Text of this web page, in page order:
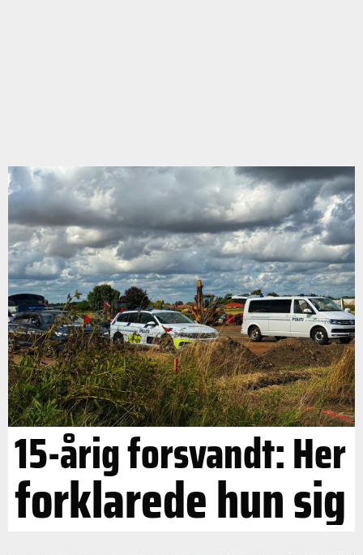
15-årig forsvandt: Her
forklarede hun sig